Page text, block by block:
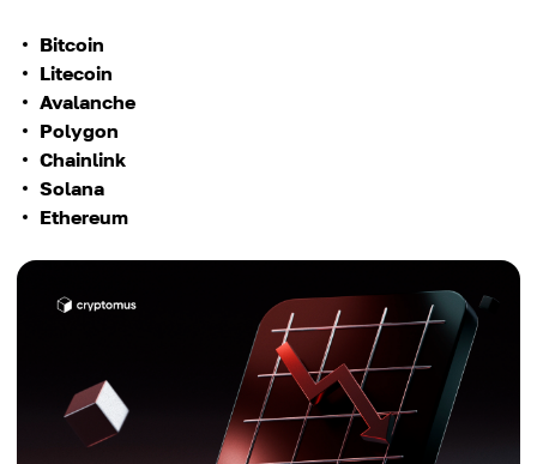
Bitcoin
Litecoin
Avalanche
Polygon
Chainlink
Solana
Ethereum